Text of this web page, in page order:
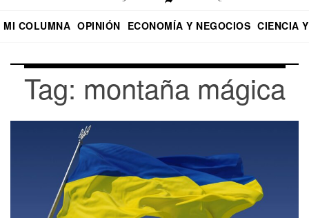
MI COLUMNA OPINIÓN ECONOMÍA Y NEGOCIOS CIENCIA
Tag: montaña mágica